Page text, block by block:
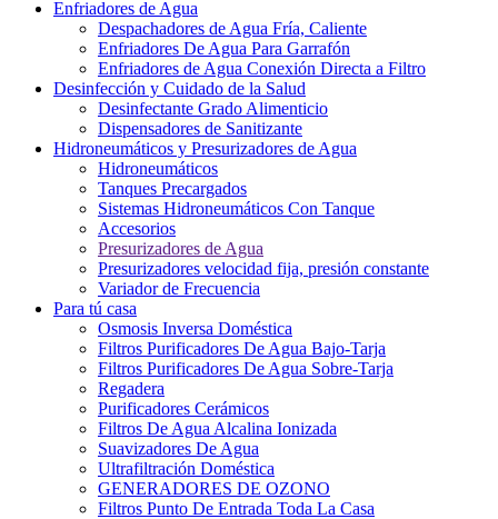
Enfriadores de Agua
Despachadores de Agua Fría, Caliente
Enfriadores De Agua Para Garrafón
Enfriadores de Agua Conexión Directa a Filtro
Desinfección y Cuidado de la Salud
Desinfectante Grado Alimenticio
Dispensadores de Sanitizante
Hidroneumáticos y Presurizadores de Agua
Hidroneumáticos
Tanques Precargados
Sistemas Hidroneumáticos Con Tanque
Accesorios
Presurizadores de Agua
Presurizadores velocidad fija, presión constante
Variador de Frecuencia
Para tú casa
Osmosis Inversa Doméstica
Filtros Purificadores De Agua Bajo-Tarja
Filtros Purificadores De Agua Sobre-Tarja
Regadera
Purificadores Cerámicos
Filtros De Agua Alcalina Ionizada
Suavizadores De Agua
Ultrafiltración Doméstica
GENERADORES DE OZONO
Filtros Punto De Entrada Toda La Casa